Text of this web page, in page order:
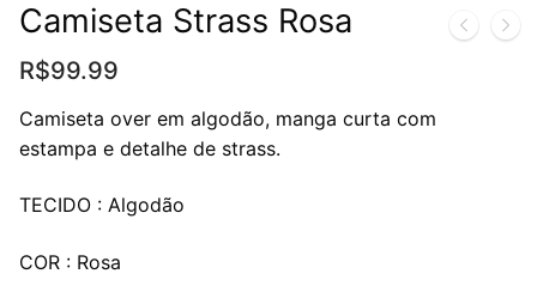
Camiseta Strass Rosa
R$99.99
Camiseta over em algodão, manga curta com
estampa e detalhe de strass.
TECIDO : Algodão
COR : Rosa